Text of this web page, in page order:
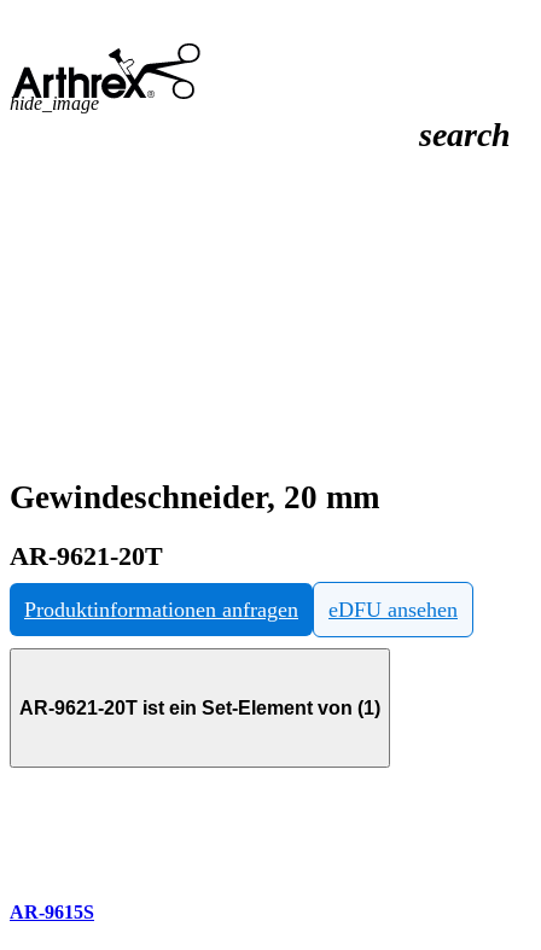
search
hide_image
Gewindeschneider, 20 mm
AR-9621-20T
Produktinformationen anfragen eDFU ansehen
AR-9621-20T ist ein Set-Element von (1)
AR-9615S